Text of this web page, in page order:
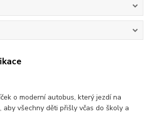
o moderní autobus, který jezdí na
aby všechny děti přišly včas do školy a